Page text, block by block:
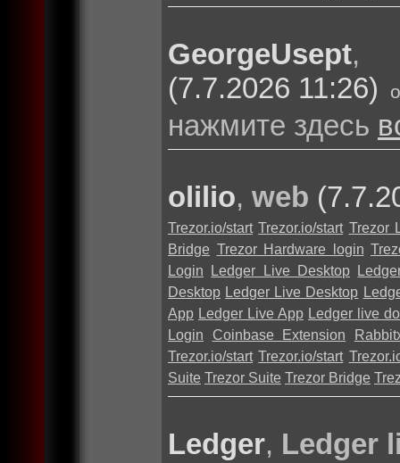
GeorgeUsept
(7.7.2026 11:26)
нажмите здесь
olilio, web
Trezor.io/start Trezor.io/start Trezor
Bridge Trezor Hardware login
Login
Ledger Live Desktop
Desktop Ledger Live Desktop
App Ledger Live App Ledger live
Login
Coinbase Extension
Trezor.io/start Trezor.io/start
Suite Trezor Suite Trezor Bridge
Ledger, Ledger